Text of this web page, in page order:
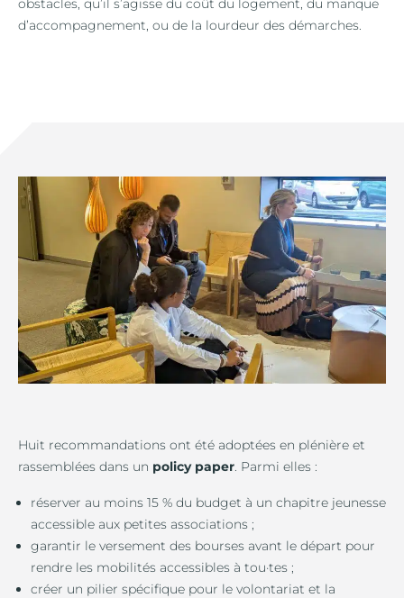
obstacles, qu’il s’agisse du coût du logement, du manque
d’accompagnement, ou de la lourdeur des démarches.
Huit recommandations ont été adoptées en plénière et
rassemblées dans un policy paper. Parmi elles :
réserver au moins 15 % du budget à un chapitre jeunesse
accessible aux petites associations ;
garantir le versement des bourses avant le départ pour
rendre les mobilités accessibles à tou·tes ;
créer un pilier spécifique pour le volontariat et la